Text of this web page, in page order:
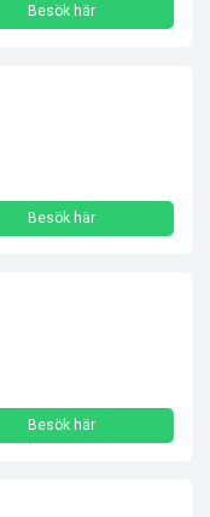
Besök här
Besök här
Besök här